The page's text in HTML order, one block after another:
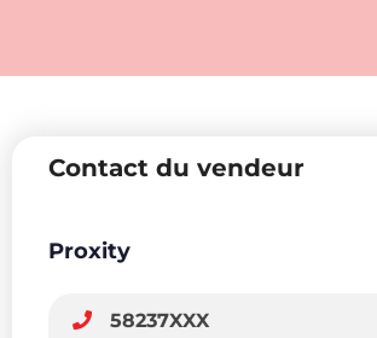
Contact du vendeur
Proxity
58237XXX